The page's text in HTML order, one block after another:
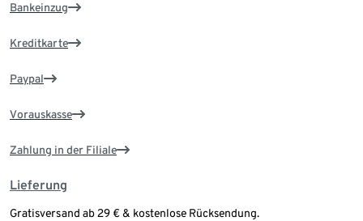
Bankeinzug
Kreditkarte
Paypal
Vorauskasse
Zahlung in der Filiale
Lieferung
Gratisversand ab 29 € & kostenlose Rücksendung.